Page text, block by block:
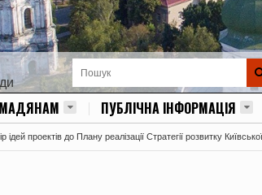
ПУБЛІЧНА ІНФОРМАЦІЯ
проектів до Плану реалізації Стратегії розвитку